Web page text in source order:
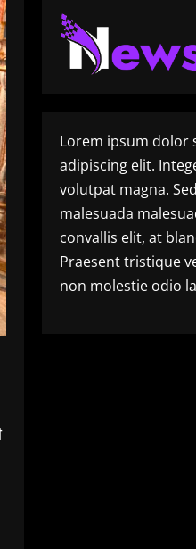
Lorem ipsum dolor
adipiscing elit.
volutpat magna.
malesuada
convallis elit, at
Praesent tristique
non molestie odio